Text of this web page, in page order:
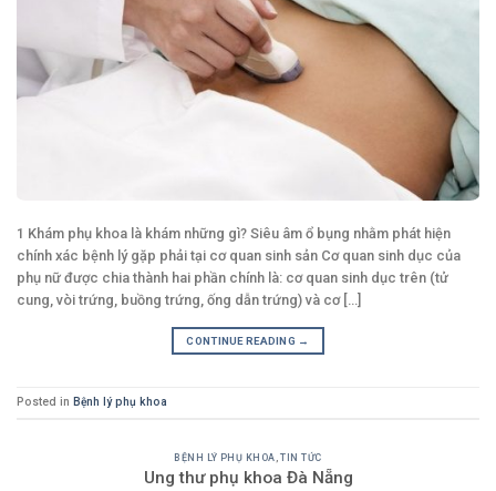
1 Khám phụ khoa là khám những gì? Siêu âm ổ bụng nhằm phát hiện
chính xác bệnh lý gặp phải tại cơ quan sinh sản Cơ quan sinh dục của
phụ nữ được chia thành hai phần chính là: cơ quan sinh dục trên (tử
cung, vòi trứng, buồng trứng, ống dẫn trứng) và cơ [...]
CONTINUE READING →
Posted in Bệnh lý phụ khoa
BỆNH LÝ PHỤ KHOA ,TIN TỨC
Ung thư phụ khoa Đà Nẵng